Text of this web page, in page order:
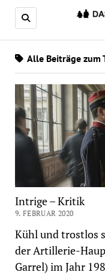
Alle Beiträge zum
Intrige – Kritik
9. FEBRUAR 2020
Kühl und trostlos
der Artillerie-
Garrel) im Jahr